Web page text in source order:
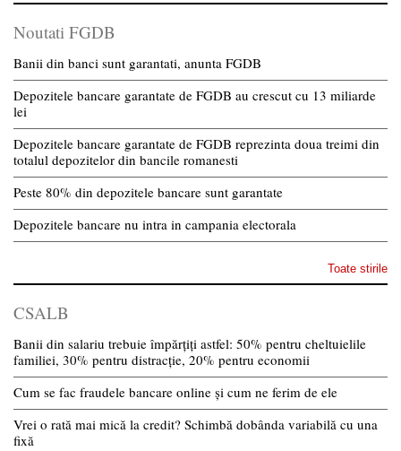
Noutati FGDB
Banii din banci sunt garantati, anunta FGDB
Depozitele bancare garantate de FGDB au crescut cu 13 miliarde
lei
Depozitele bancare garantate de FGDB reprezinta doua treimi din
totalul depozitelor din bancile romanesti
Peste 80% din depozitele bancare sunt garantate
Depozitele bancare nu intra in campania electorala
Toate stirile
CSALB
Banii din salariu trebuie împărțiți astfel: 50% pentru cheltuielile
familiei, 30% pentru distracție, 20% pentru economii
Cum se fac fraudele bancare online și cum ne ferim de ele
Vrei o rată mai mică la credit? Schimbă dobânda variabilă cu una
fixă